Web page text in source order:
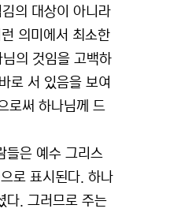
의 대상이 아니라
의미에서 최소한
의 것임을 고백하
로 서 있음을 보여
로써 하나님께 드
들은 예수 그리스
로 표시된다. 하나
다. 그러므로 주는